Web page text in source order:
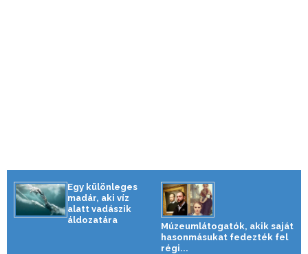
Egy különleges
madár, aki víz
alatt vadászik
áldozatára
Múzeumlátogatók, akik saját
hasonmásukat fedezték fel
régi...